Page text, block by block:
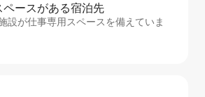
ー⁠スがあ⁠る宿⁠泊⁠先
設が仕事専用スペースを備えていま